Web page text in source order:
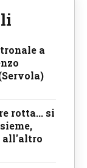
a
rotta... si
all'altro